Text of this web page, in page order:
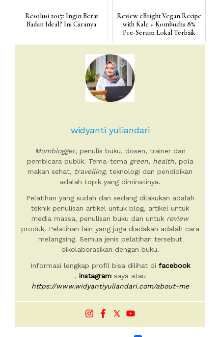
Resolusi 2017: Ingin Berat
Badan Ideal? Ini Caranya
Review eBright Vegan Recipe
with Kale + Kombucha 8%
Pre-Serum Lokal Terbaik
widyanti yuliandari
Momblogger, penulis buku, dosen, trainer dan
pembicara publik. Tema-tema green, health, pola
makan sehat, travelling, teknologi dan pendidikan
adalah topik yang diminatinya.
Pelatihan yang sudah dan sedang dilakukan adalah
teknik penulisan artikel untuk blog, artikel untuk
media massa, penulisan buku dan untuk review
produk. Pelatihan lain yang juga diadakan adalah cara
melangsing. Semua jenis pelatihan tersebut
dikolaborasikan dengan buku.
Informasi lengkap profil bisa dilihat di facebook
, instagramsaya atau
https://www.widyantiyuliandari.com/about-me